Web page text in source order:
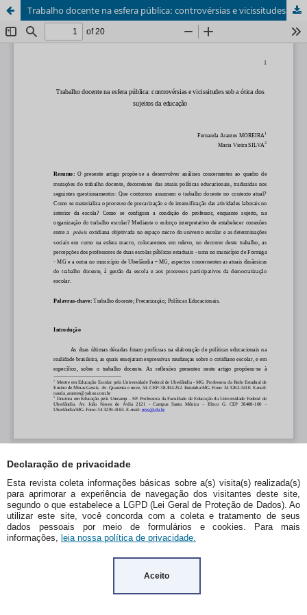
Declaração de privacidade
Esta revista coleta informações básicas sobre a(s) visita(s) realizada(s)
para aprimorar a experiência de navegação dos visitantes deste site,
segundo o que estabelece a LGPD (Lei Geral de Proteção de Dados). Ao
utilizar este site, você concorda com a coleta e tratamento de seus
dados pessoais por meio de formulários e cookies. Para mais
informações, leia nossa política de privacidade.
Aceito
Trabalho docente na esfera pública: controvérsias e vicissitudes sob a ótica dos sujeitos da educação